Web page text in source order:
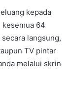
kepada
kesemua 64
langsung,
TV pintar
melalui skrin